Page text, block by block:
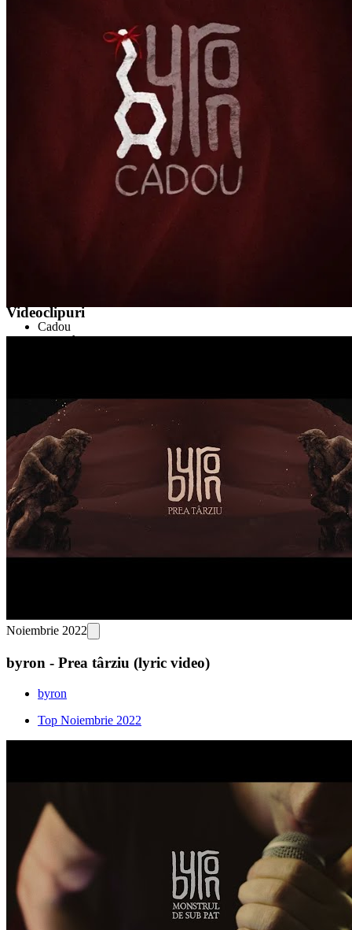
Cadou
Prea Târziu
Vezi pagina artistului
Videoclipuri
Noiembrie 2022
byron - Prea târziu (lyric video)
byron
Top Noiembrie 2022